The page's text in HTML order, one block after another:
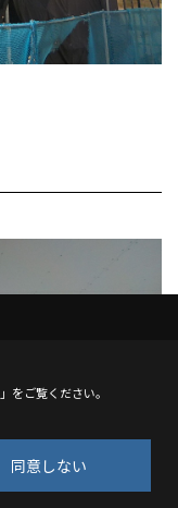
」をご覧ください。
同意しない